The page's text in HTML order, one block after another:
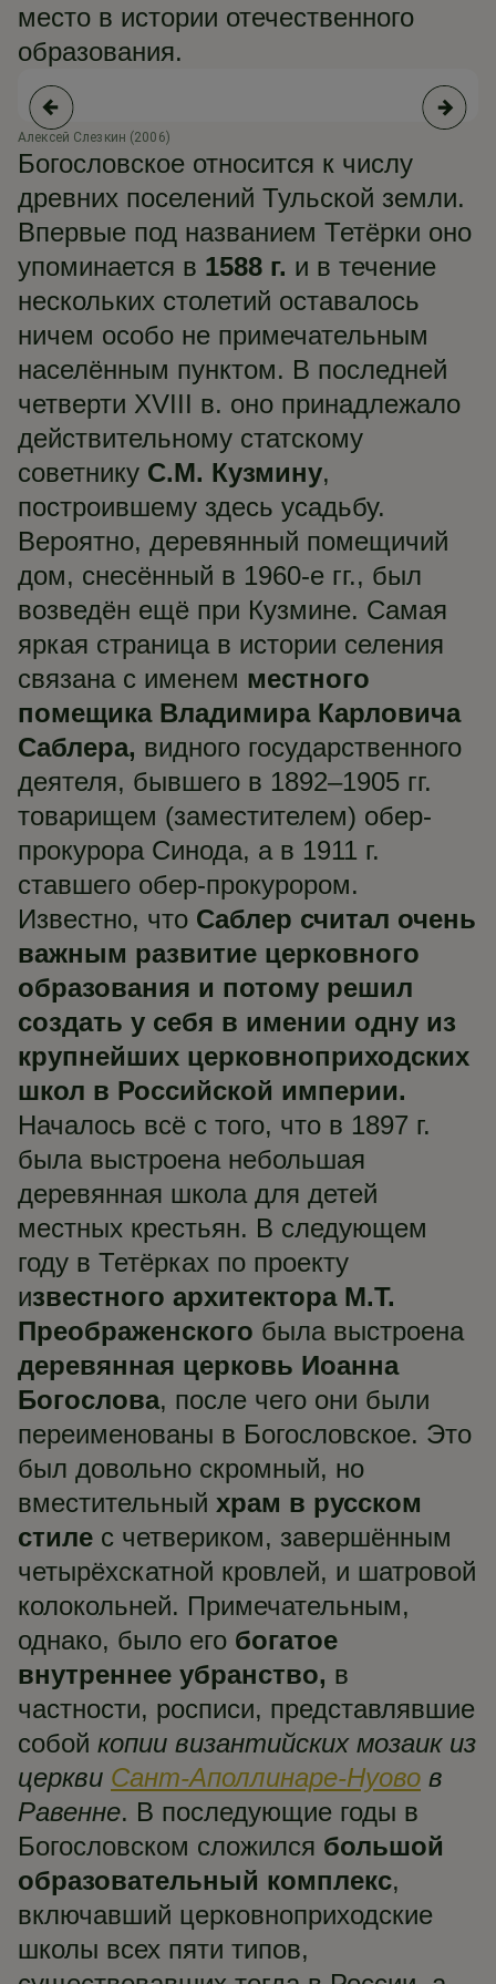
место в истории отечественного
образования.
Алексей Слезкин (2006)
Богословское относится к числу
древних поселений Тульской земли.
Впервые под названием Тетёрки оно
упоминается в 1588 г. и в течение
нескольких столетий оставалось
ничем особо не примечательным
населённым пунктом. В последней
четверти XVIII в. оно принадлежало
действительному статскому
советнику С.М. Кузмину,
построившему здесь усадьбу.
Вероятно, деревянный помещичий
дом, снесённый в 1960-е гг., был
возведён ещё при Кузмине. Самая
яркая страница в истории селения
связана с именем местного
помещика Владимира Карловича
Саблера, видного государственного
деятеля, бывшего в 1892–1905 гг.
товарищем (заместителем) обер-
прокурора Синода, а в 1911 г.
ставшего обер-прокурором.
Известно, что Саблер считал очень
важным развитие церковного
образования и потому решил
создать у себя в имении одну из
крупнейших церковноприходских
школ в Российской империи.
Началось всё с того, что в 1897 г.
была выстроена небольшая
деревянная школа для детей
местных крестьян. В следующем
году в Тетёрках по проекту
известного архитектора М.Т.
Преображенского была выстроена
деревянная церковь Иоанна
Богослова, после чего они были
переименованы в Богословское. Это
был довольно скромный, но
вместительный храм в русском
стиле с четвериком, завершённым
четырёхскатной кровлей, и шатровой
колокольней. Примечательным,
однако, было его богатое
внутреннее убранство, в
частности, росписи, представлявшие
собой копии византийских мозаик из
церкви Сант-Аполлинаре-Нуово в
Равенне. В последующие годы в
Богословском сложился большой
образовательный комплекс,
включавший церковноприходские
школы всех пяти типов,